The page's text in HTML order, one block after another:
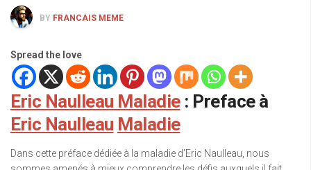
BY FRANCAIS MEME
Spread the love
Eric Naulleau Maladie: Preface à
Eric Naulleau Maladie
Dans cette préface dédiée à la maladie d’Eric Naulleau, nous